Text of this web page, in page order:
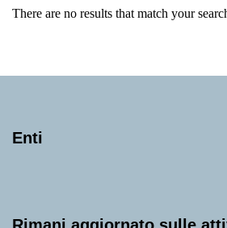
There are no results that match your
Enti